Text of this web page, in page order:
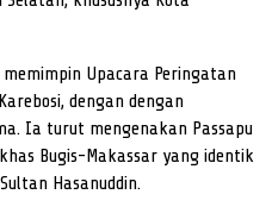
Upacara Peringatan
dengan dengan
Ia turut mengenakan Passapu
Bugis-Makassar yang identik
Hasanuddin.